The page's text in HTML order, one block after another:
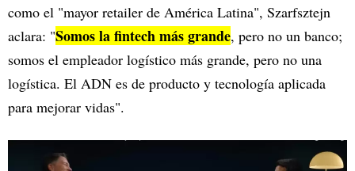
como el "mayor retailer de América Latina", Szarfsztejn
aclara: "Somos la fintech más grande, pero no un banco;
somos el empleador logístico más grande, pero no una
logística. El ADN es de producto y tecnología aplicada
para mejorar vidas".